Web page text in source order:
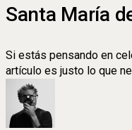
Santa María
Si estás pensando en
artículo es justo lo que